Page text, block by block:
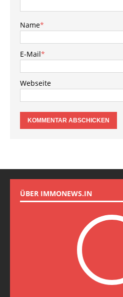
Name*
E-Mail*
Webseite
ÜBER IMMONEWS.IN